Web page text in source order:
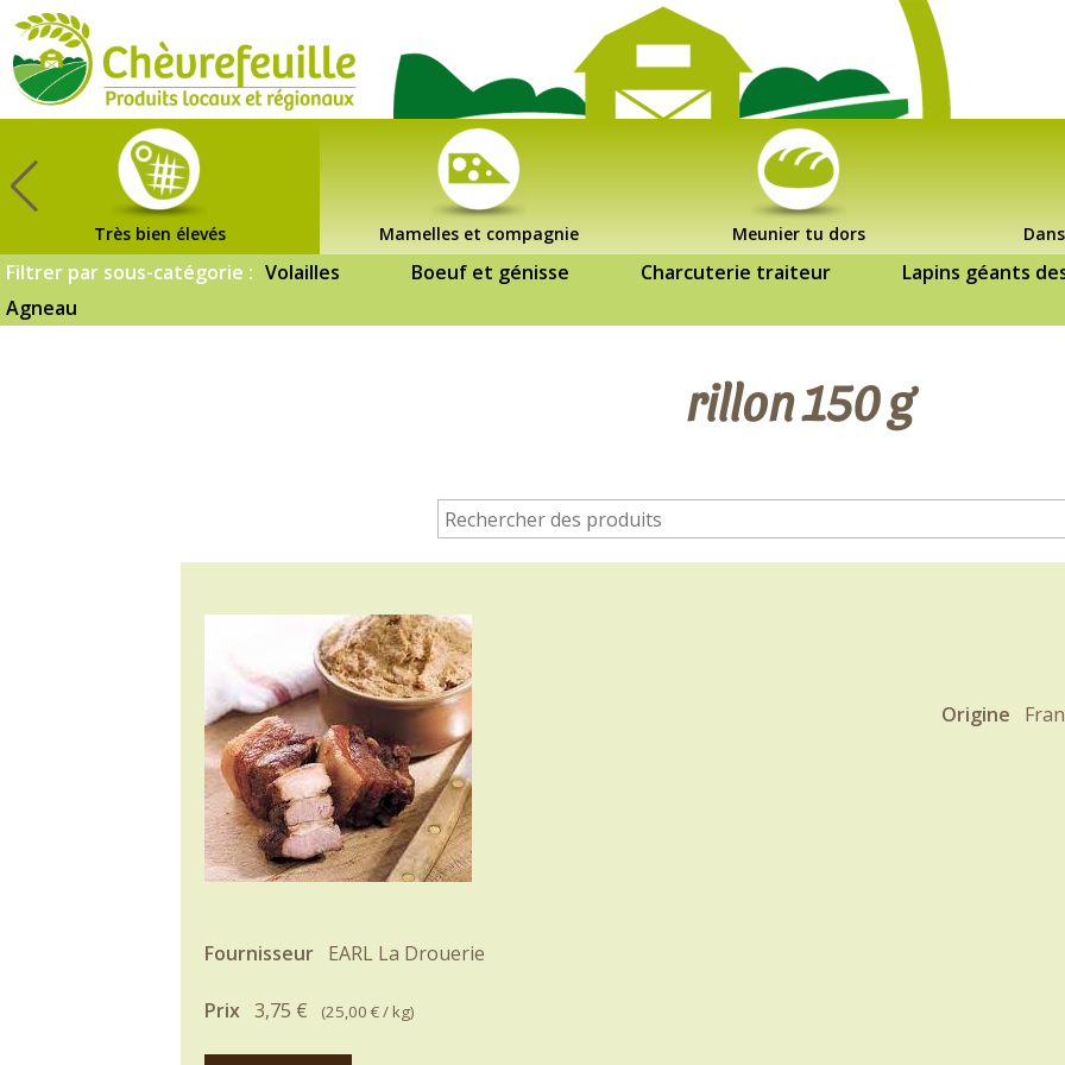
Très bien élevés Mamelles et compagnie Meunier tu dors
Filtrer par sous-catégorie : Volailles Boeuf et génisse Charcuterie traiteur
Lapins géants
Agneau
rillon 150 g
Origine
Fournisseur EARL La Drouerie
Prix 3,75 € (25,00 €/ kg)